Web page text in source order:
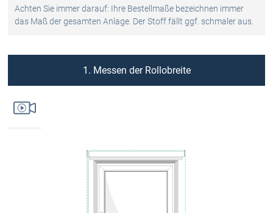
Achten Sie immer darauf: Ihre Bestellmaße bezeichnen immer
das Maß der gesamten Anlage. Der Stoff fällt ggf. schmaler aus.
1. Messen der Rollobreite